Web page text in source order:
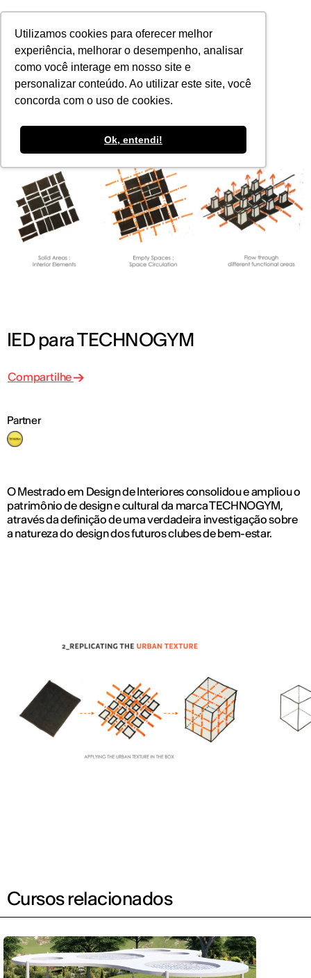
Utilizamos cookies para oferecer melhor
experiência, melhorar o desempenho, analisar
como você interage em nosso site e
personalizar conteúdo. Ao utilizar este site, você
concorda com o uso de cookies.
Ok, entendi!
POR
IED para TECHNOGYM
Partner
Compartilhe
O Mestrado em Design de Interiores consolidou e ampliou o
patrimônio de design e cultural da marca TECHNOGYM,
através da definição de uma verdadeira investigação sobre
a natureza do design dos futuros clubes de bem-estar.
Cursos relacionados